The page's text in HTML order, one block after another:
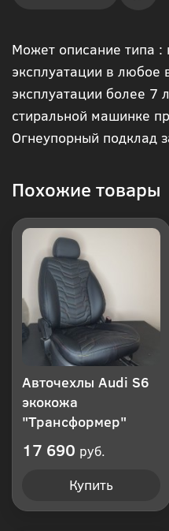
в 1
клик
Может описание типа :
эксплуатации в любое
эксплуатации более 7
стиральной машинке
Огнеупорный подклад
Похожие товары
Авточехлы Audi S6
экокожа
"Трансформер"
17 690 руб.
Купить